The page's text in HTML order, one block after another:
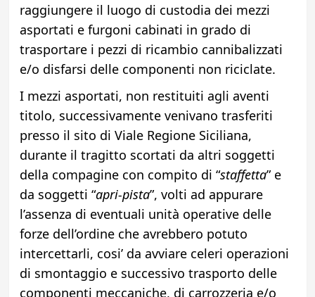
raggiungere il luogo di custodia dei mezzi
asportati e furgoni cabinati in grado di
trasportare i pezzi di ricambio cannibalizzati
e/o disfarsi delle componenti non riciclate.
I mezzi asportati, non restituiti agli aventi
titolo, successivamente venivano trasferiti
presso il sito di Viale Regione Siciliana,
durante il tragitto scortati da altri soggetti
della compagine con compito di “staffetta” e
da soggetti “apri-pista”, volti ad appurare
l’assenza di eventuali unità operative delle
forze dell’ordine che avrebbero potuto
intercettarli, cosi’ da avviare celeri operazioni
di smontaggio e successivo trasporto delle
componenti meccaniche, di carrozzeria e/o